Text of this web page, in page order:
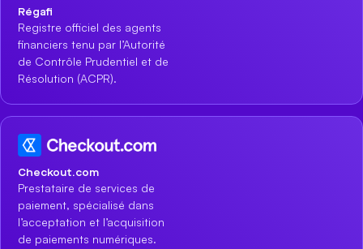
Régafi
Registre officiel des agents
financiers tenu par l’Autorité
de Contrôle Prudentiel et de
Résolution (ACPR).
Checkout.com
Prestataire de services de
paiement, spécialisé dans
l’acceptation et l’acquisition
de paiements numériques.